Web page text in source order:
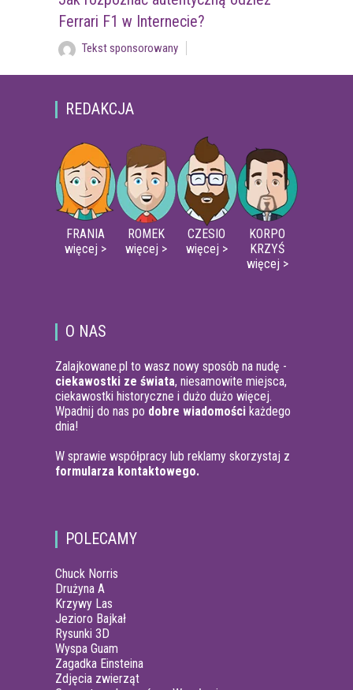
Ferrari F1 w Internecie?
Tekst sponsorowany
REDAKCJA
FRANIA
więcej >
ROMEK
więcej >
CZESIO
więcej >
KORPO
KRZYŚ
więcej >
O NAS
Zalajkowane.pl to wasz nowy sposób na nudę -
ciekawostki ze świata, niesamowite miejsca,
ciekawostki historyczne i dużo dużo więcej.
Wpadnij do nas po dobre wiadomości każdego
dnia!
W sprawie współpracy lub reklamy skorzystaj z
formularza kontaktowego.
POLECAMY
Chuck Norris
Drużyna A
Krzywy Las
Jezioro Bajkał
Rysunki 3D
Wyspa Guam
Zagadka Einsteina
Zdjęcia zwierząt